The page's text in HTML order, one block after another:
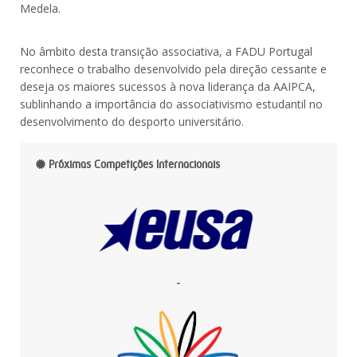
Medela.
No âmbito desta transição associativa, a FADU Portugal
reconhece o trabalho desenvolvido pela direção cessante e
deseja os maiores sucessos à nova liderança da AAIPCA,
sublinhando a importância do associativismo estudantil no
desenvolvimento do desporto universitário.
Próximas Competições Internacionais
-